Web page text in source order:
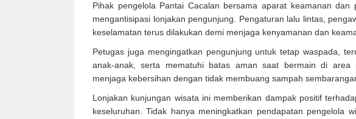
Pihak pengelola Pantai Cacalan bersama aparat keamanan
mengantisipasi lonjakan pengunjung. Pengaturan lalu lintas,
keselamatan terus dilakukan demi menjaga kenyamanan dan
Petugas juga mengingatkan pengunjung untuk tetap waspada,
anak-anak, serta mematuhi batas aman saat bermain di area
menjaga kebersihan dengan tidak membuang sampah
Lonjakan kunjungan wisata ini memberikan dampak positif
keseluruhan. Tidak hanya meningkatkan pendapatan pengelola